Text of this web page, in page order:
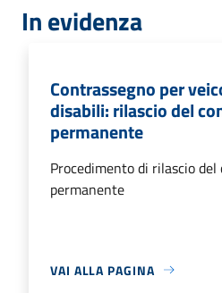
In evidenza
Contrassegno per
disabili: rilascio del
permanente
Procedimento di rilascio
permanente
VAI ALLA PAGINA